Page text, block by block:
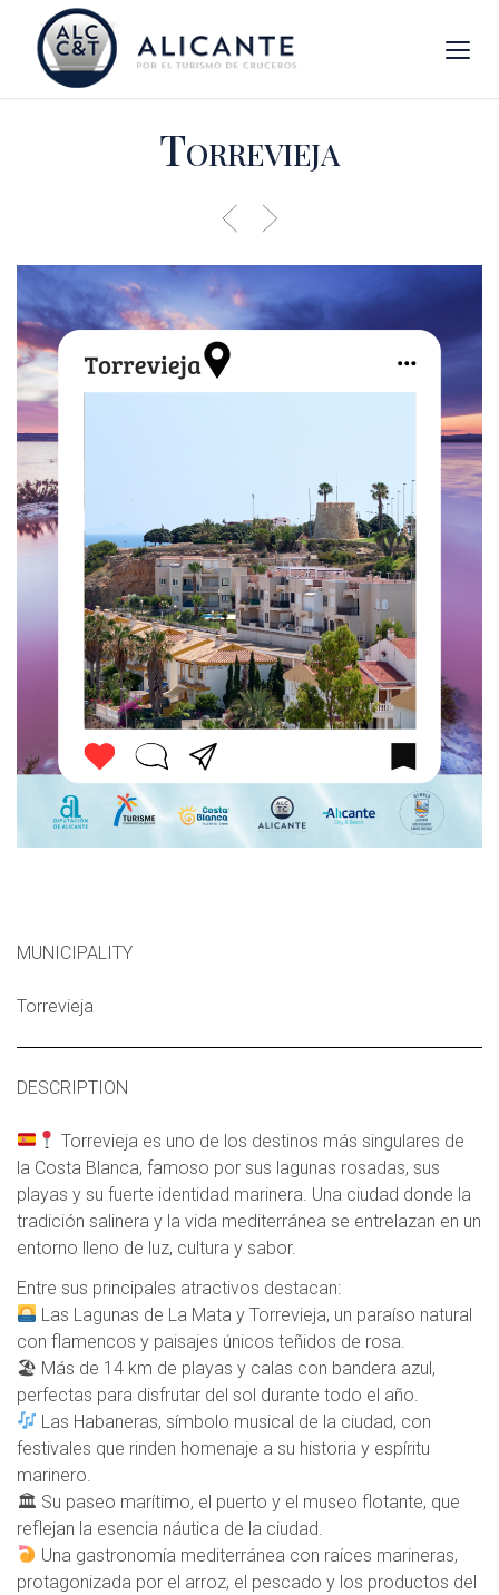
Torrevieja
MUNICIPALITY
Torrevieja
DESCRIPTION
Torrevieja es uno de los destinos más singulares de
la Costa Blanca, famoso por sus lagunas rosadas, sus
playas y su fuerte identidad marinera. Una ciudad donde la
tradición salinera y la vida mediterránea se entrelazan en un
entorno lleno de luz, cultura y sabor.
Entre sus principales atractivos destacan:
Las Lagunas de La Mata y Torrevieja, un paraíso natural
con flamencos y paisajes únicos teñidos de rosa.
🏖 Más de 14 km de playas y calas con bandera azul,
perfectas para disfrutar del sol durante todo el año.
Las Habaneras, símbolo musical de la ciudad, con
festivales que rinden homenaje a su historia y espíritu
marinero.
🏛 Su paseo marítimo, el puerto y el museo flotante, que
reflejan la esencia náutica de la ciudad.
Una gastronomía mediterránea con raíces marineras,
protagonizada por el arroz, el pescado y los productos del